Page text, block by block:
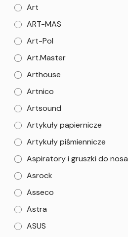
Art
ART-MAS
Art-Pol
Art.Master
Arthouse
Artnico
Artsound
Artykuły papiernicze
Artykuły piśmiennicze
Aspiratory i gruszki do nosa
Asrock
Asseco
Astra
ASUS